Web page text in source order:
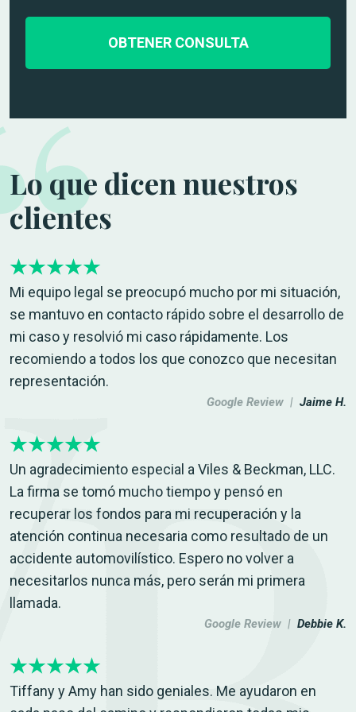
ó
c
e
a
*
Lo que dicen nuestros
clientes
Mi equipo legal se preocupó mucho por mi situación,
se mantuvo en contacto rápido sobre el desarrollo de
mi caso y resolvió mi caso rápidamente. Los
recomiendo a todos los que conozco que necesitan
representación.
Google Review | Jaime H.
Un agradecimiento especial a Viles & Beckman, LLC.
La firma se tomó mucho tiempo y pensó en
recuperar los fondos para mi recuperación y la
atención continua necesaria como resultado de un
accidente automovilístico. Espero no volver a
necesitarlos nunca más, pero serán mi primera
llamada.
Google Review | Debbie K.
Tiffany y Amy han sido geniales. Me ayudaron en